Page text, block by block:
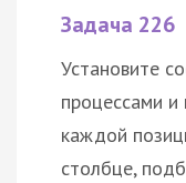
Задача 226
Установите
процессами
каждой
столбце,